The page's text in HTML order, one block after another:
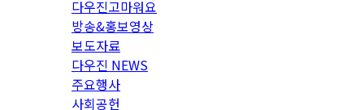
다우진고마워요
방송&홍보영상
보도자료
다우진 NEWS
주요행사
사회공헌